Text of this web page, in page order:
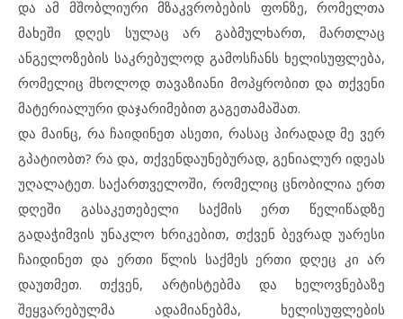
და ამ მშობლიური მზაკვრობების ფონზე, რომელთა
მახეში დღეს სულაც არ გაბმულხართ, მართლაც
ანგელოზების საკრებულოდ გამოსჩანს ხელისუფლება,
რომელიც მხოლოდ თავაზიანი მოპყრობით და თქვენი
მატერიალური დაჯარიმებით გაგეთამაშათ.
და მაინც, რა ჩაიდინეთ ასეთი, რასაც პირადად მე ვერ
გპატიობთ? რა და, თქვენდაუნებურად, გენიალურ იდეას
უღალატეთ. საქართველოში, რომელიც ცნობილია ერთ
დღეში გასაკეთებელი საქმის ერთ წელიწადზე
გადაჭიმვის უნაკლო ხრიკებით, თქვენ ბევრად უარესი
ჩაიდინეთ და ერთი წლის საქმეს ერთი დღეც კი არ
დაუთმეთ. თქვენ, არტისტებმა და ხელოვნებაზე
შეყვარებულმა ადამიანებმა, ხელისუფლების